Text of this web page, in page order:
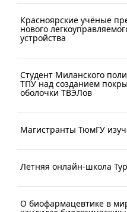
Красноярские учёные
нового
устройства
Студент Миланского
ТПУ над созданием
оболочки ТВЭЛов
Магистранты ТюмГУ
Летняя онлайн-школа
О биофармацевтике в